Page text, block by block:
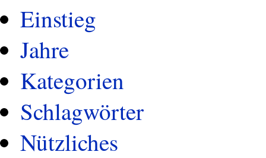
Einstieg
Jahre
Kategorien
Schlagwörter
Nützliches